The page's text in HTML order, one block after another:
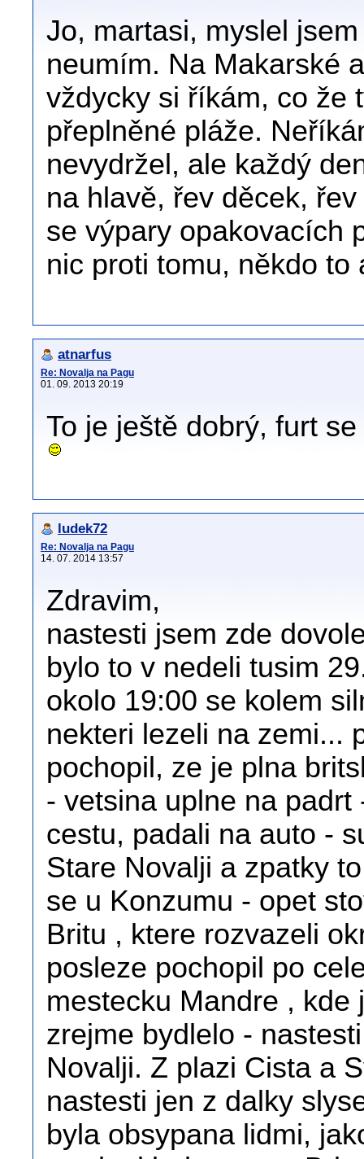
Jo, martasi, myslel
neumím. Na Makarské
vždycky si říkám, co že
přeplněné pláže.
nevydržel, ale každý
na hlavě, řev děcek,
se výpary opakovacích
nic proti tomu, někdo to
atnarfus
Re: Novalja na Pagu
01. 09. 2013 20:19
To je ještě dobrý, furt
ludek72
Re: Novalja na Pagu
14. 07. 2014 13:57
Zdravim,
nastesti jsem zde
bylo to v nedeli tusim
okolo 19:00 se kolem
nekteri lezeli na zemi...
pochopil, ze je plna
- vetsina uplne na
cestu, padali na auto -
Stare Novalji a zpatky
se u Konzumu - opet
Britu , ktere rozvazeli
posleze pochopil po
mestecku Mandre ,
zrejme bydlelo -
Novalji. Z plazi Cista a
nastesti jen z dalky
byla obsypana lidmi,